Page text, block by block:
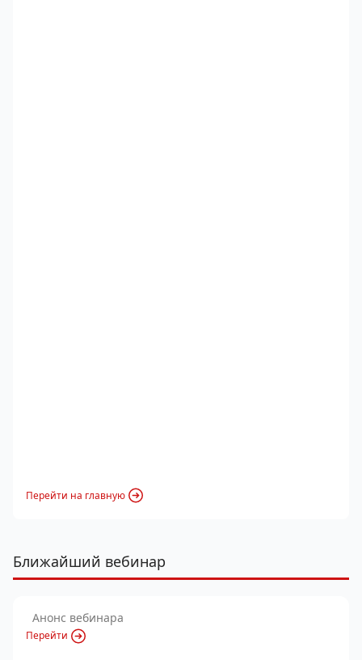
Перейти на главную
Ближайший вебинар
Анонс вебинара
Перейти